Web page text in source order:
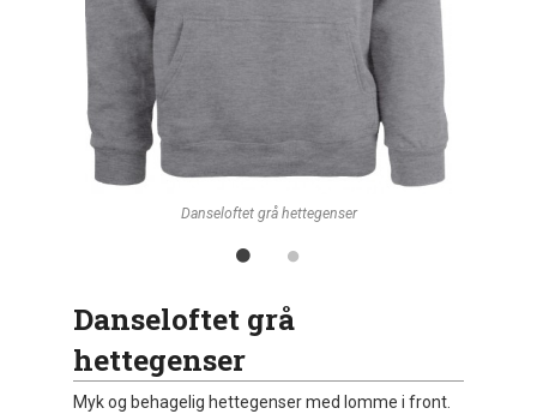
Danseloftet grå hettegenser
Danseloftet grå
hettegenser
Myk og behagelig hettegenser med lomme i front.